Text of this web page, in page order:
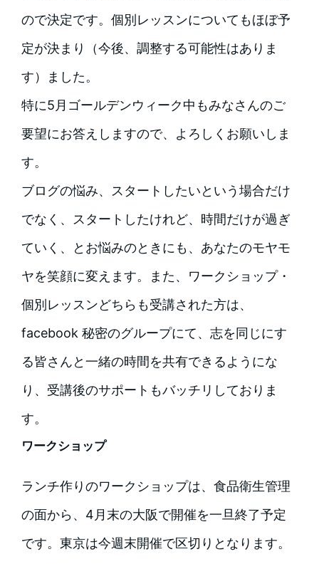
ので決定です。個別レッスンについてもほぼ予
定が決まり（今後、調整する可能性はありま
す）ました。
特に5月ゴールデンウィーク中もみなさんのご
要望にお答えしますので、よろしくお願いしま
す。
ブログの悩み、スタートしたいという場合だけ
でなく、スタートしたけれど、時間だけが過ぎ
ていく、とお悩みのときにも、あなたのモヤモ
ヤを笑顔に変えます。また、ワークショップ・
個別レッスンどちらも受講された方は、
facebook 秘密のグループにて、志を同じにす
る皆さんと一緒の時間を共有できるようにな
り、受講後のサポートもバッチリしておりま
す。
ワークショップ
ランチ作りのワークショップは、食品衛生管理
の面から、4月末の大阪で開催を一旦終了予定
です。東京は今週末開催で区切りとなります。